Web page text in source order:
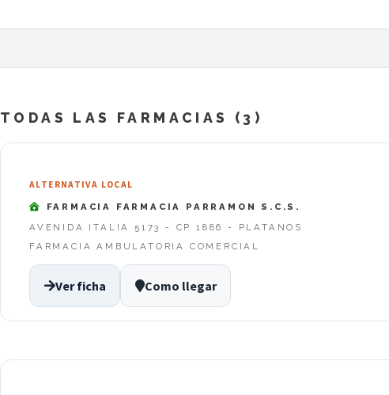
TODAS LAS FARMACIAS (3)
ALTERNATIVA LOCAL
FARMACIA FARMACIA PARRAMON S.C.S.
AVENIDA ITALIA 5173 - CP 1886 - PLATANOS
FARMACIA AMBULATORIA COMERCIAL
Ver ficha Como llegar